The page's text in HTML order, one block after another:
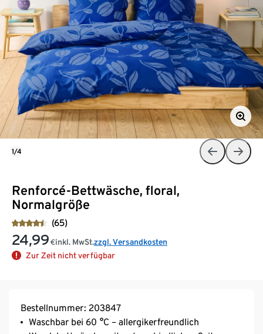
Renforcé-Bettwäsche, floral,
Normalgröße
(65)
24,99 €inkl. MwSt.zzgl. Versandkosten
Zur Zeit nicht verfügbar
1/4
Bestellnummer: 203847
Waschbar bei 60 °C – allergikerfreundlich